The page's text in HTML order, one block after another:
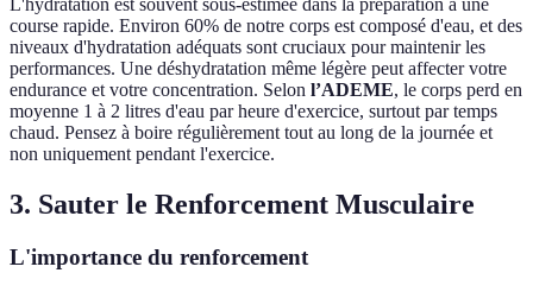
L'hydratation est souvent sous-estimée dans la préparation à une
course rapide. Environ 60% de notre corps est composé d'eau, et des
niveaux d'hydratation adéquats sont cruciaux pour maintenir les
performances. Une déshydratation même légère peut affecter votre
endurance et votre concentration. Selon l’ADEME, le corps perd en
moyenne 1 à 2 litres d'eau par heure d'exercice, surtout par temps
chaud. Pensez à boire régulièrement tout au long de la journée et
non uniquement pendant l'exercice.
3. Sauter le Renforcement Musculaire
L'importance du renforcement